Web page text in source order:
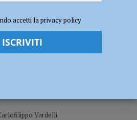
a Parma. L’U18 al De Benedetti contro
il minibaseball vince
Vardelli
accetti la privacy policy